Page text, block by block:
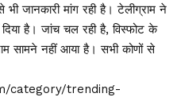
जानकारी मांग रही है। टेलीग्राम ने
है। जांच चल रही है, विस्फोट के
सामने नहीं आया है। सभी कोणों से
category/trending-